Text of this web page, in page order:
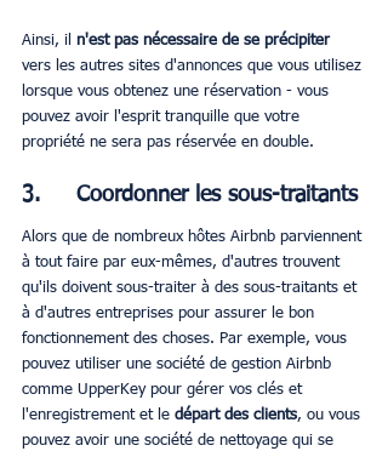
Ainsi, il n'est pas nécessaire de se précipiter
vers les autres sites d'annonces que vous utilisez
lorsque vous obtenez une réservation - vous
pouvez avoir l'esprit tranquille que votre
propriété ne sera pas réservée en double.
3.     Coordonner les sous-traitants
Alors que de nombreux hôtes Airbnb parviennent
à tout faire par eux-mêmes, d'autres trouvent
qu'ils doivent sous-traiter à des sous-traitants et
à d'autres entreprises pour assurer le bon
fonctionnement des choses. Par exemple, vous
pouvez utiliser une société de gestion Airbnb
comme UpperKey pour gérer vos clés et
l'enregistrement et le départ des clients, ou vous
pouvez avoir une société de nettoyage qui se